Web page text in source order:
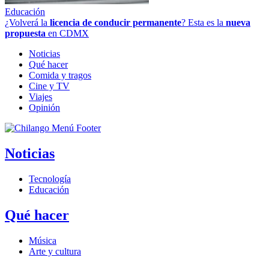
Educación
¿Volverá la licencia de conducir permanente? Esta es la nueva
propuesta en CDMX
Noticias
Qué hacer
Comida y tragos
Cine y TV
Viajes
Opinión
Noticias
Tecnología
Educación
Qué hacer
Música
Arte y cultura